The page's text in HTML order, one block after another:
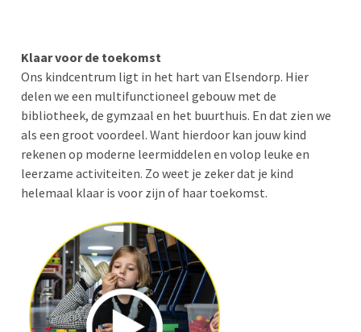
Klaar voor de toekomst
Ons kindcentrum ligt in het hart van Elsendorp. Hier
delen we een multifunctioneel gebouw met de
bibliotheek, de gymzaal en het buurthuis. En dat zien we
als een groot voordeel. Want hierdoor kan jouw kind
rekenen op moderne leermiddelen en volop leuke en
leerzame activiteiten. Zo weet je zeker dat je kind
helemaal klaar is voor zijn of haar toekomst.